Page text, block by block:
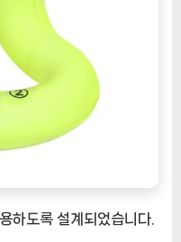
하도록 설계되었습니다.